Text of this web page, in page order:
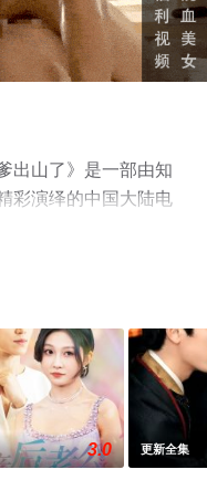
出山了》是一部由知
彩演绎的中国大陆电
手机免费观看高清未
等平台了解。
3.0 更新全集